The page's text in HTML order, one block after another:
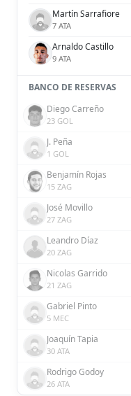
Martín Sarrafiore
7 ATA
Arnaldo Castillo
9 ATA
BANCO DE RESERVAS
Diego Carreño
23 GOL
J. Peña
1 GOL
Benjamín Rojas
15 ZAG
José Movillo
27 ZAG
Leandro Díaz
20 ZAG
Nicolas Garrido
21 ZAG
Gabriel Pinto
5 MEC
Joaquín Tapia
30 ATA
Rodrigo Godoy
26 ATA